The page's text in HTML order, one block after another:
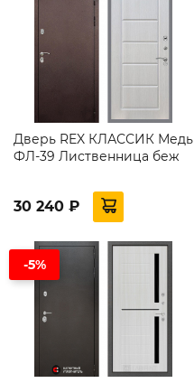
Дверь REX КЛАССИК Медь
ФЛ-39 Лиственница беж
30 240 ₽
-5%